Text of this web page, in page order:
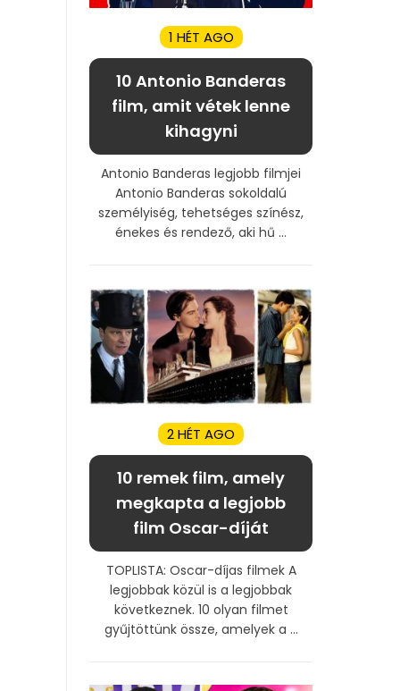
1 HÉT AGO
10 Antonio Banderas
film, amit vétek lenne
kihagyni
Antonio Banderas legjobb filmjei
Antonio Banderas sokoldalú
személyiség, tehetséges színész,
énekes és rendező, aki hű ...
2 HÉT AGO
10 remek film, amely
megkapta a legjobb
film Oscar-díját
TOPLISTA: Oscar-díjas filmek A
legjobbak közül is a legjobbak
következnek. 10 olyan filmet
gyűjtöttünk össze, amelyek a ...